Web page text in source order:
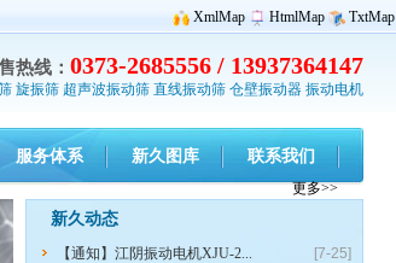
XmlMap HtmlMap TxtMap
热线： 0373-2685556 / 13937364147
旋振筛 超声波振动筛 直线振动筛 仓壁振动器 振动电机
服务体系 新久图库 联系我们
新久动态
更多>>
[7-25]
【通知】江阴振动电机XJU-2...